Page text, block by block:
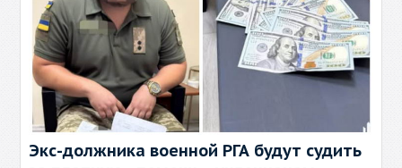
Экс-должника военной РГА будут судить